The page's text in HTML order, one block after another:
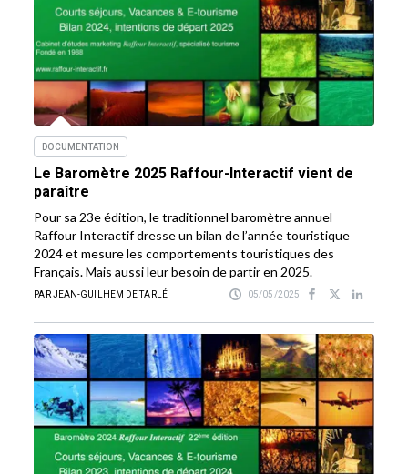
DOCUMENTATION
Le Baromètre 2025 Raffour-Interactif vient de
paraître
Pour sa 23e édition, le traditionnel baromètre annuel
Raffour Interactif dresse un bilan de l’année touristique
2024 et mesure les comportements touristiques des
Français. Mais aussi leur besoin de partir en 2025.
PAR JEAN-GUILHEM DE TARLÉ 05/05/2025